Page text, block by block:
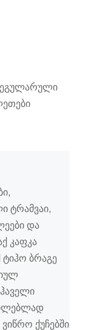
ტრამვაი,
და
კაფკა
ტიჰო ბრაგე
ქუჩებში